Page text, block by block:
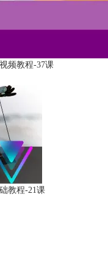
频教程-37课
教程-21课